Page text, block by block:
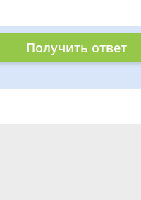
Получить ответ